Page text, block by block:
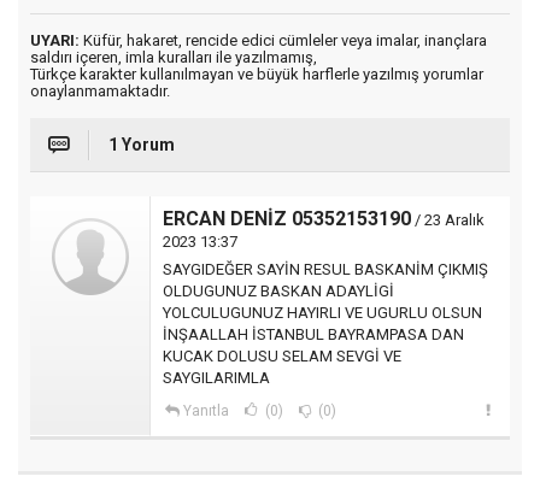
UYARI: Küfür, hakaret, rencide edici cümleler veya imalar, inançlara
saldırı içeren, imla kuralları ile yazılmamış,
Türkçe karakter kullanılmayan ve büyük harflerle yazılmış yorumlar
onaylanmamaktadır.
1 Yorum
ERCAN DENİZ 05352153190 / 23 Aralık
2023 13:37
SAYGIDEĞER SAYİN RESUL BASKANİM ÇIKMIŞ
OLDUGUNUZ BASKAN ADAYLİGİ
YOLCULUGUNUZ HAYIRLI VE UGURLU OLSUN
İNŞAALLAH İSTANBUL BAYRAMPASA DAN
KUCAK DOLUSU SELAM SEVGİ VE
SAYGILARIMLA
Yanıtla (0) (0)